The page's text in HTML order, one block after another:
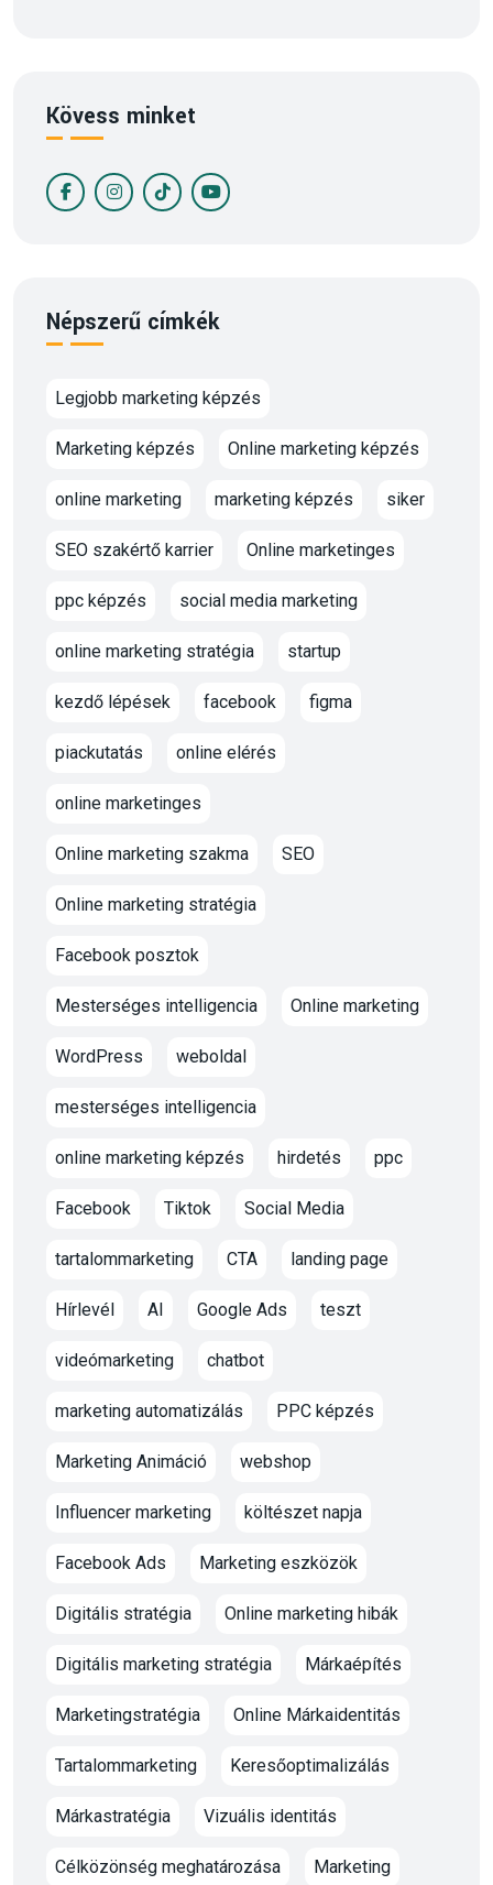
Kövess minket
Népszerű címkék
Legjobb marketing képzés
Marketing képzés Online marketing képzés
online marketing marketing képzés siker
SEO szakértő karrier Online marketinges
ppc képzés social media marketing
online marketing stratégia startup
kezdő lépések facebook figma
piackutatás online elérés
online marketinges
Online marketing szakma SEO
Online marketing stratégia
Facebook posztok
Mesterséges intelligencia Online marketing
WordPress weboldal
mesterséges intelligencia
online marketing képzés hirdetés ppc
Facebook Tiktok Social Media
tartalommarketing CTA landing page
Hírlevél AI Google Ads teszt
videómarketing chatbot
marketing automatizálás PPC képzés
Marketing Animáció webshop
Influencer marketing költészet napja
Facebook Ads Marketing eszközök
Digitális stratégia Online marketing hibák
Digitális marketing stratégia Márkaépítés
Marketingstratégia Online Márkaidentitás
Tartalommarketing Keresőoptimalizálás
Márkastratégia Vizuális identitás
Célközönség meghatározása Marketing